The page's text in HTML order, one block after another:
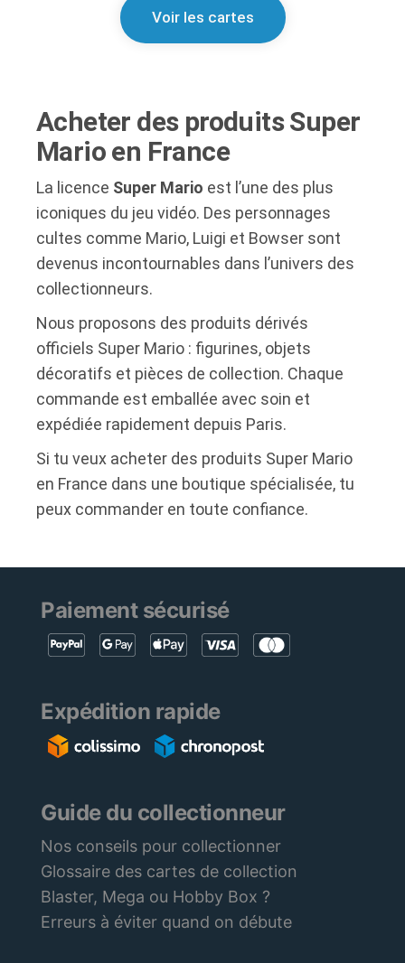
Voir les cartes
Acheter des produits Super
Mario en France
La licence Super Mario est l’une des plus
iconiques du jeu vidéo. Des personnages
cultes comme Mario, Luigi et Bowser sont
devenus incontournables dans l’univers des
collectionneurs.
Nous proposons des produits dérivés
officiels Super Mario : figurines, objets
décoratifs et pièces de collection. Chaque
commande est emballée avec soin et
expédiée rapidement depuis Paris.
Si tu veux acheter des produits Super Mario
en France dans une boutique spécialisée, tu
peux commander en toute confiance.
Paiement sécurisé
Expédition rapide
Guide du collectionneur
Nos conseils pour collectionner
Glossaire des cartes de collection
Blaster, Mega ou Hobby Box ?
Erreurs à éviter quand on débute